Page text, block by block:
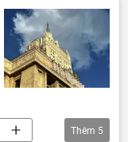
Thêm 5